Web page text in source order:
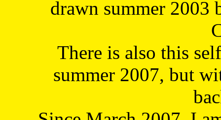
drawn summer 2003
There is also this
summer 2007, but